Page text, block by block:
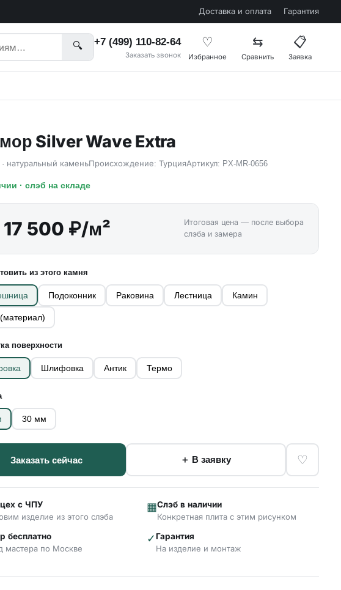
Доставка и оплата Гарантия
🔍 +7 (499) 110-82-64
Заказать звонок
♡
Избранное
⇆
Сравнить
📋
Заявка
Silver Wave Extra
натуральный каменьПроисхождение: ТурцияАртикул: PX-MR-0656
· слэб на складе
17 500 ₽/м²
Итоговая цена — после выбора
слэба и замера
из этого камня
Подоконник Раковина Лестница Камин
поверхности
Шлифовка Антик Термо
30 мм
Заказать сейчас ＋ В заявку ♡
с ЧПУ
изделие из этого слэба
▦Слэб в наличии
Конкретная плита с этим рисунком
бесплатно
мастера по Москве
✓Гарантия
На изделие и монтаж